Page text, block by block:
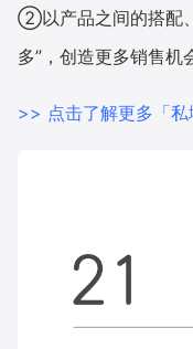
增长俱乐部
增长俱乐部
入驻有赞
认证服务商
②以产品之间的搭配
多”，创造更多销售机
>> 点击了解更多「私